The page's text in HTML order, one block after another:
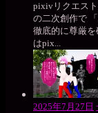
pixivリクエス
の二次創作で
徹底的に尊厳
はpix...
2025年7月27日